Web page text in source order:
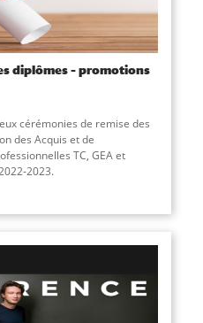
diplômes – promotions
cérémonies de remise des
des Acquis et de
TC, GEA et
2023.